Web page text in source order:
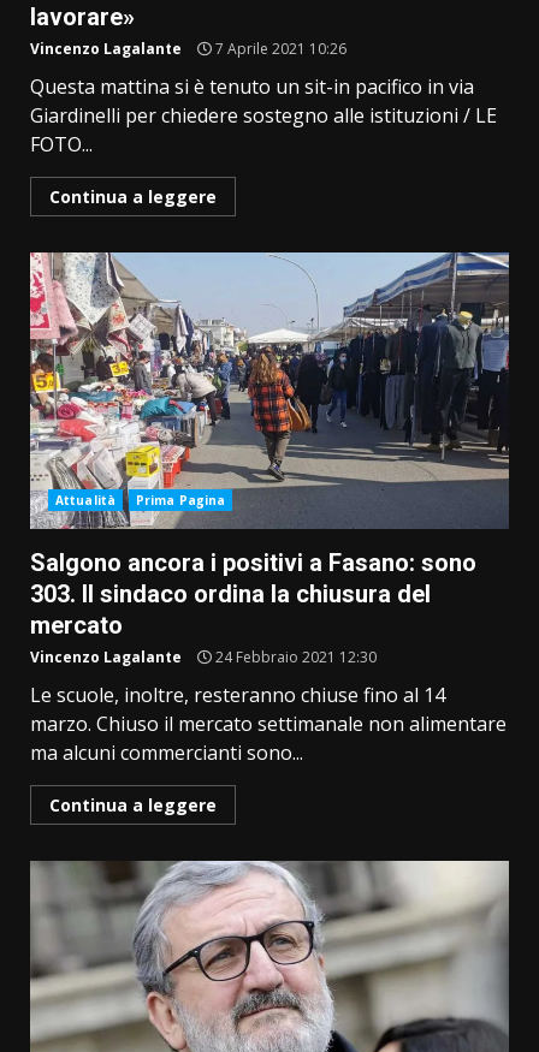
lavorare»
Vincenzo Lagalante 7 Aprile 2021 10:26
Questa mattina si è tenuto un sit-in pacifico in via
Giardinelli per chiedere sostegno alle istituzioni / LE
FOTO...
Continua a leggere
Attualità Prima Pagina
Salgono ancora i positivi a Fasano: sono
303. Il sindaco ordina la chiusura del
mercato
Vincenzo Lagalante 24 Febbraio 2021 12:30
Le scuole, inoltre, resteranno chiuse fino al 14
marzo. Chiuso il mercato settimanale non alimentare
ma alcuni commercianti sono...
Continua a leggere